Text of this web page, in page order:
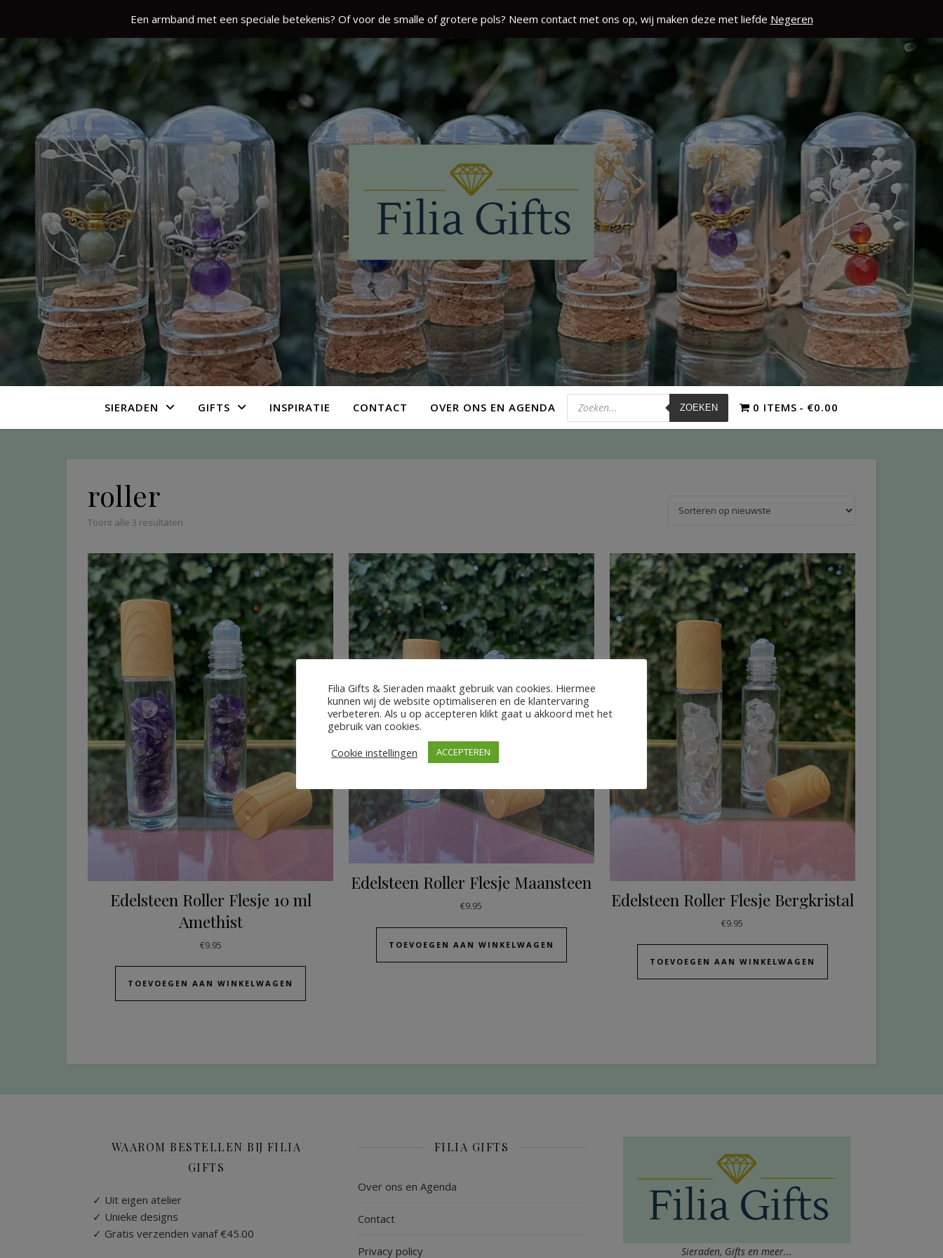
Een armband met een speciale betekenis? Of voor de smalle of grotere pols? Neem contact met ons op, wij maken deze met liefde Negeren
SIERADEN GIFTS INSPIRATIE CONTACT OVER ONS EN AGENDA ZOEKEN 0 ITEMS €0.00
roller
Toont alle 3 resultaten
Edelsteen Roller Flesje 10 ml
Amethist
€9.95
TOEVOEGEN AAN WINKELWAGEN
Edelsteen Roller Flesje Maansteen
€9.95
TOEVOEGEN AAN WINKELWAGEN
Edelsteen Roller Flesje Bergkristal
€9.95
TOEVOEGEN AAN WINKELWAGEN
WAAROM BESTELLEN BIJ FILIA
GIFTS
✓ Uit eigen atelier
✓ Unieke designs
✓ Gratis verzenden vanaf €45.00
FILIA GIFTS
Over ons en Agenda
Contact
Privacy policy Sieraden, Gifts en meer...
Filia Gifts & Sieraden maakt gebruik van cookies. Hiermee
kunnen wij de website optimaliseren en de klantervaring
verbeteren. Als u op accepteren klikt gaat u akkoord met het
gebruik van cookies.
Cookie instellingen
ACCEPTEREN